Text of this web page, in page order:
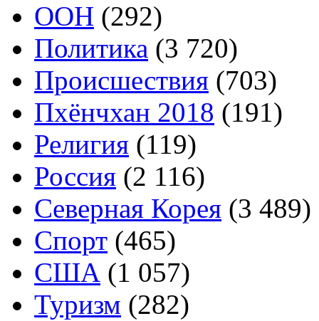
ООН (292)
Политика (3 720)
Происшествия (703)
Пхёнчхан 2018 (191)
Религия (119)
Россия (2 116)
Северная Корея (3 489)
Спорт (465)
США (1 057)
Туризм (282)